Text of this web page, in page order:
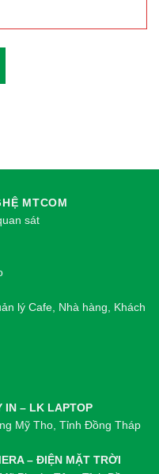
MTCOM
sát
lý Cafe, Nhà hàng, Khách
IN – LK LAPTOP
Mỹ Tho, Tỉnh Đồng Tháp
– ĐIỆN MẶT TRỜI